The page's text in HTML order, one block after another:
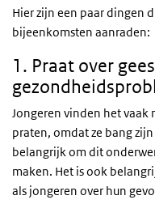
Hier zijn een paar dingen
bijeenkomsten aanraden:
1. Praat over
Jongeren vinden het vaak
praten, omdat ze bang
belangrijk om dit
maken. Het is ook
als jongeren over hun